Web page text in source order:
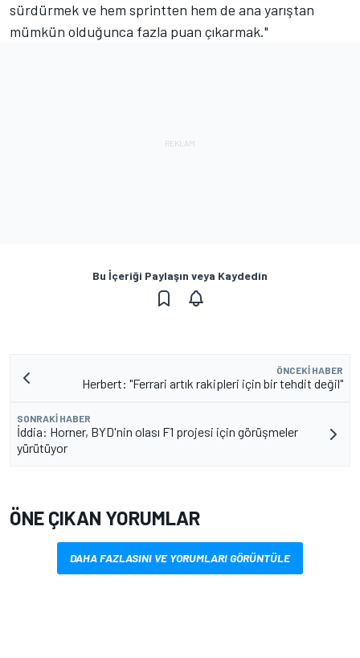
sürdürmek ve hem sprintten hem de ana yarıştan
mümkün olduğunca fazla puan çıkarmak."
Bu İçeriği Paylaşın veya Kaydedin
ÖNCEKI HABER
Herbert: "Ferrari artık rakipleri için bir tehdit değil"
SONRAKI HABER
İddia: Horner, BYD'nin olası F1 projesi için görüşmeler
yürütüyor
ÖNE ÇIKAN YORUMLAR
DAHA FAZLASINI VE YORUMLARI GÖRÜNTÜLE